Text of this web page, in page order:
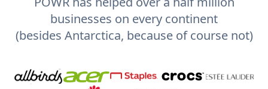
businesses on every continent
(besides Antarctica, because of course not)